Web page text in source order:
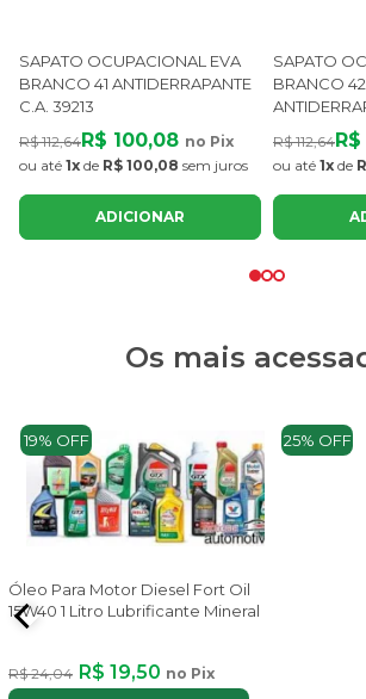
SAPATO OCUPACIONAL EVA
BRANCO 41 ANTIDERRAPANTE
C.A. 39213
R$ 112,64 R$ 100,08 no Pix
ou até 1x de R$ 100,08 sem juros
ADICIONAR
SAPATO
BRANCO
R$ 112,64
ou até 1x de
Os mais
19% OFF
Óleo Para Motor Diesel Fort Oil
15W40 1 Litro Lubrificante Mineral
R$ 24,04 R$ 19,50 no Pix
25% OFF